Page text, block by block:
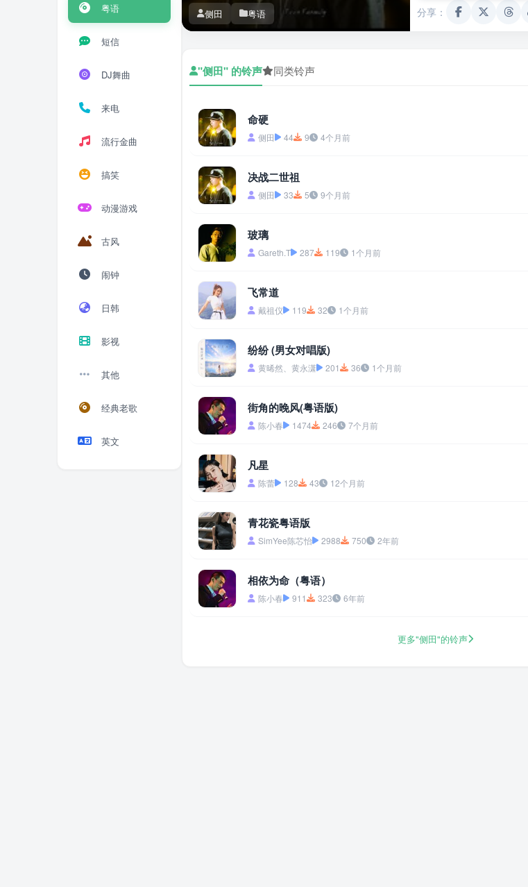
粤语
短信
DJ舞曲
来电
流行金曲
搞笑
动漫游戏
古风
闹钟
日韩
影视
其他
经典老歌
英文
侧田 粤语 分享：
"侧田" 的铃声 同类铃声
命硬
侧田 44 9 4个月前
决战二世祖
侧田 33 5 9个月前
玻璃
Gareth.T 287 119 1个月前
飞常道
戴祖仪 119 32 1个月前
纷纷 (男女对唱版)
黄晞然、黄永潇 201 36 1个月前
街角的晚风(粤语版)
陈小春 1474 246 7个月前
凡星
陈蕾 128 43 12个月前
青花瓷粤语版
SimYee陈芯怡 2988 750 2年前
相依为命（粤语）
陈小春 911 323 6年前
更多"侧田"的铃声